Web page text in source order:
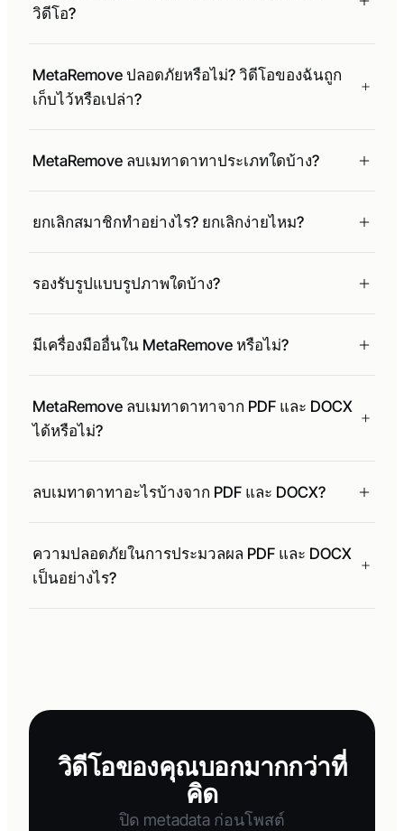
วิดีโอ?
MetaRemove ปลอดภัยหรือไม่? วิดีโอของฉันถูก
เก็บไว้หรือเปล่า?
MetaRemove ลบเมทาดาทาประเภทใดบ้าง?
ยกเลิกสมาชิกทำอย่างไร? ยกเลิกง่ายไหม?
รองรับรูปแบบรูปภาพใดบ้าง?
มีเครื่องมืออื่นใน MetaRemove หรือไม่?
MetaRemove ลบเมทาดาทาจาก PDF และ DOCX
ได้หรือไม่?
ลบเมทาดาทาอะไรบ้างจาก PDF และ DOCX?
ความปลอดภัยในการประมวลผล PDF และ DOCX
เป็นอย่างไร?
วิดีโอของคุณบอกมากกว่าที่
คิด
ปิด metadata ก่อนโพสต์